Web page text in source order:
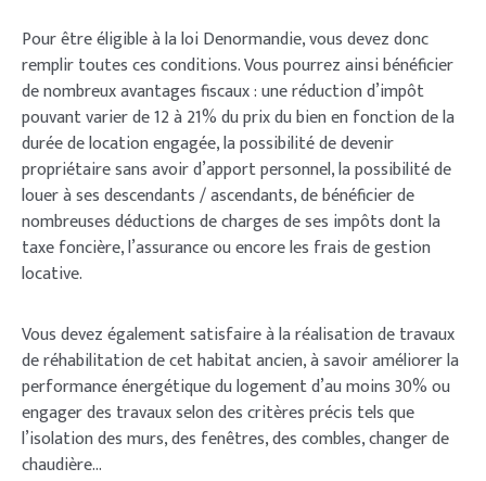
Pour être éligible à la loi Denormandie, vous devez donc
remplir toutes ces conditions. Vous pourrez ainsi bénéficier
de nombreux avantages fiscaux : une réduction d’impôt
pouvant varier de 12 à 21% du prix du bien en fonction de la
durée de location engagée, la possibilité de devenir
propriétaire sans avoir d’apport personnel, la possibilité de
louer à ses descendants / ascendants, de bénéficier de
nombreuses déductions de charges de ses impôts dont la
taxe foncière, l’assurance ou encore les frais de gestion
locative.
Vous devez également satisfaire à la réalisation de travaux
de réhabilitation de cet habitat ancien, à savoir améliorer la
performance énergétique du logement d’au moins 30% ou
engager des travaux selon des critères précis tels que
l’isolation des murs, des fenêtres, des combles, changer de
chaudière…